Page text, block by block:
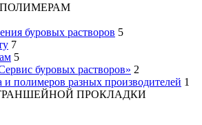
буровых растворов 5
7
5
буровых растворов» 2
и полимеров разных производителей 1
ПРОКЛАДКИ